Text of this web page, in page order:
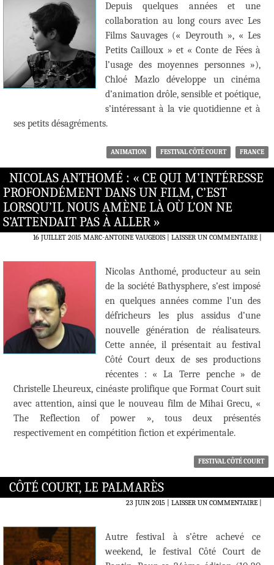
Depuis quelques années et une
collaboration au long cours avec Les
Films Sauvages (« Deyrouth », « Les
Petits Cailloux » et « Conte de Fées à
l’usage des moyennes personnes »),
Chloé Mazlo développe un cinéma
d’animation drôle, sensible et poétique,
s’intéressant à la vie quotidienne et à
ses petits désagréments.
ANIMATION FESTIVAL CÔTÉ COURT FRANCE
NICOLAS ANTHOMÉ : « CE QUI M’INTÉRESSE
PROFONDÉMENT DANS UN FILM, C’EST
LORSQU’IL NOUS AMÈNE LÀ OÙ L’ON NE
S’ATTENDAIT PAS À ALLER »
16 JUILLET 2015 MARC-ANTOINE VAUGEOIS LAISSER UN COMMENTAIRE|
Nicolas Anthomé, producteur au sein
de la société Bathysphere, s’est imposé
en quelques années comme l’un des
défricheurs les plus assidus d’une
nouvelle génération de réalisateurs.
Cette année, il présentait au festival
Côté Court deux de ses productions
récentes : « La Terre penche » de
Christelle Lheureux, cinéaste prolifique que Format Court suit
avec attention, ainsi que le nouveau film de Mihai Grecu, «
The Reflection of power », tous deux présentés
respectivement en compétition fiction et expérimentale.
FESTIVAL CÔTÉ COURT
CÔTÉ COURT, LE PALMARÈS
23 JUIN 2015 LAISSER UN COMMENTAIRE|
Autre festival à s’être achevé ce
weekend, le festival Côté Court de